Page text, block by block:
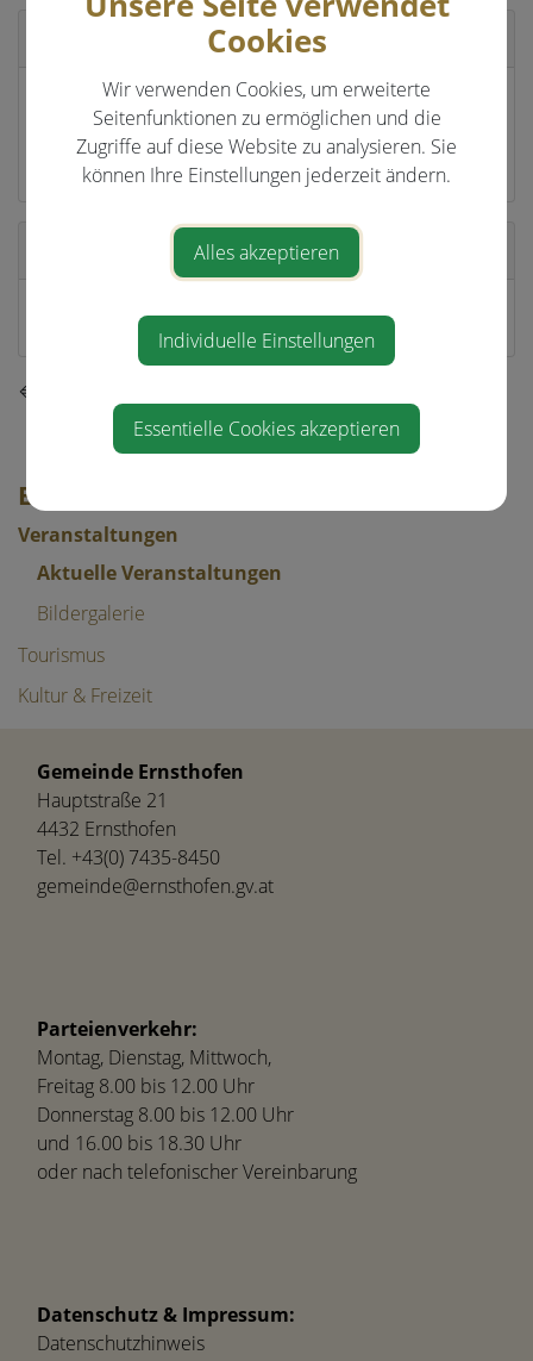
EVENTS & FREIZEIT
Veranstaltungen
Aktuelle Veranstaltungen
Bildergalerie
Tourismus
Kultur & Freizeit
Veranstaltungsort
Pfarrkirche Ernsthofen
4432 Ernsthofen
Pfarre/Goldhaubengruppe
⇐ zurück
Gemeinde Ernsthofen
Hauptstraße 21
4432 Ernsthofen
Tel. +43(0) 7435-8450
gemeinde@ernsthofen.gv.at
Parteienverkehr:
Montag, Dienstag, Mittwoch,
Freitag 8.00 bis 12.00 Uhr
Donnerstag 8.00 bis 12.00 Uhr
und 16.00 bis 18.30 Uhr
oder nach telefonischer Vereinbarung
Datenschutz & Impressum:
Datenschutzhinweis
Cookies
Wir verwenden Cookies, um erweiterte
Seitenfunktionen zu ermöglichen und die
Zugriffe auf diese Website zu analysieren. Sie
können Ihre Einstellungen jederzeit ändern.
Alles akzeptieren
Individuelle Einstellungen
Essentielle Cookies akzeptieren